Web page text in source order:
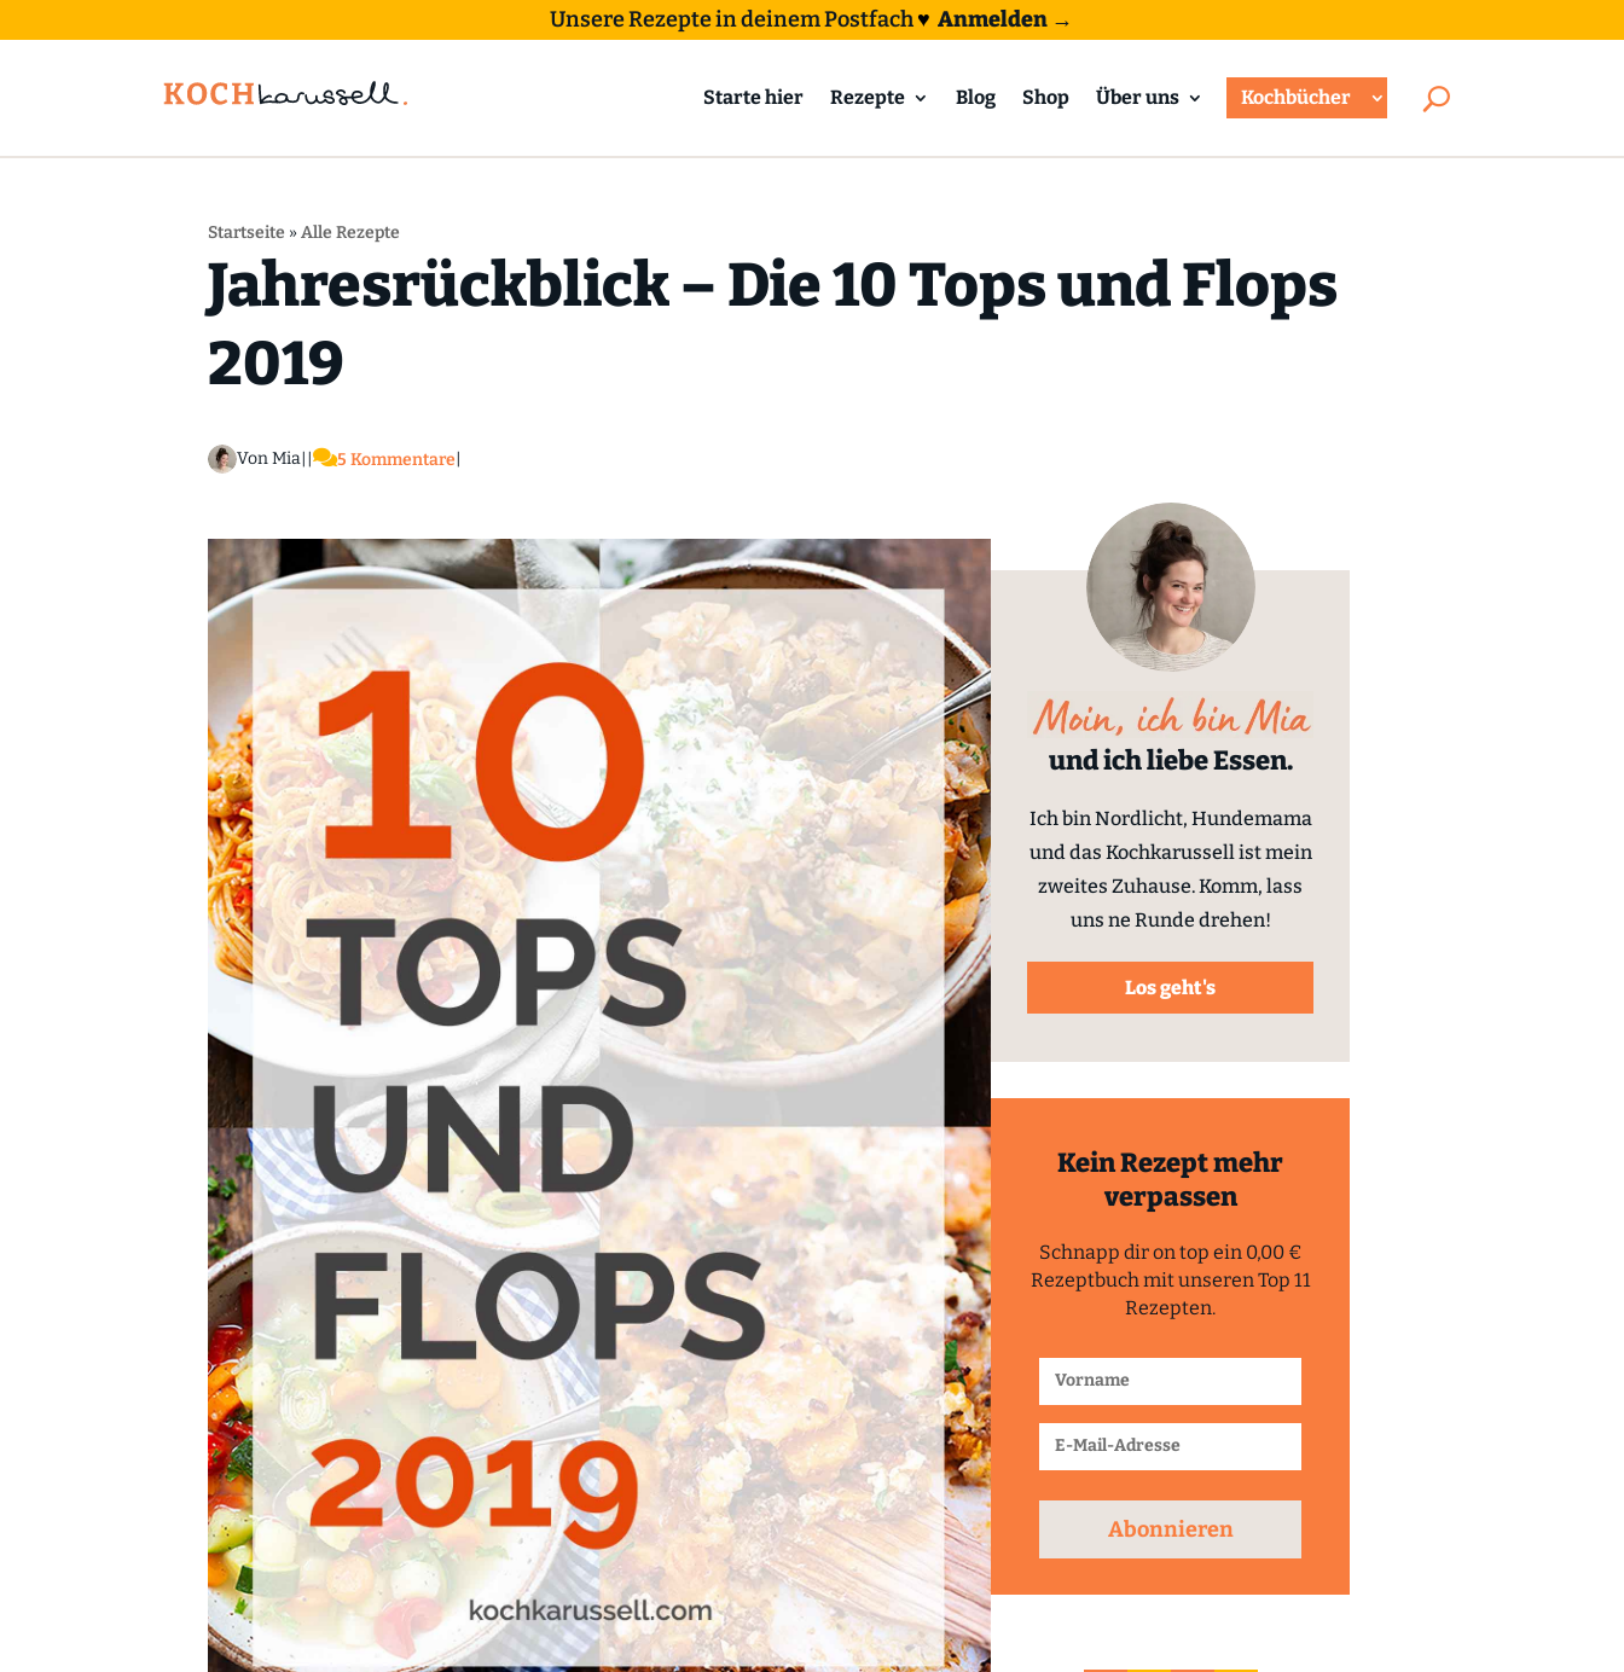
Unsere Rezepte in deinem Postfach♥ Anmelden →
Starte hier Rezepte Blog Shop Über uns Kochbücher
Startseite »Alle Rezepte
Jahresrückblick – Die 10 Tops und Flops
2019
Von Mia 5 Kommentare
und ich liebe Essen.
Ich bin Nordlicht, Hundemama
und das Kochkarussell ist mein
zweites Zuhause. Komm, lass
uns ne Runde drehen!
Los geht's
Kein Rezept mehr
verpassen
Schnapp dir on top ein 0,00 €
Rezeptbuch mit unseren Top 11
Rezepten.
Abonnieren